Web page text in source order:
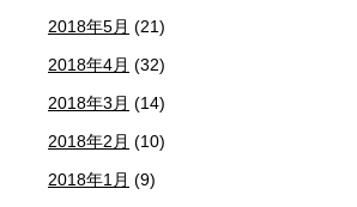
2018年5月 (21)
2018年4月 (32)
2018年3月 (14)
2018年2月 (10)
2018年1月 (9)